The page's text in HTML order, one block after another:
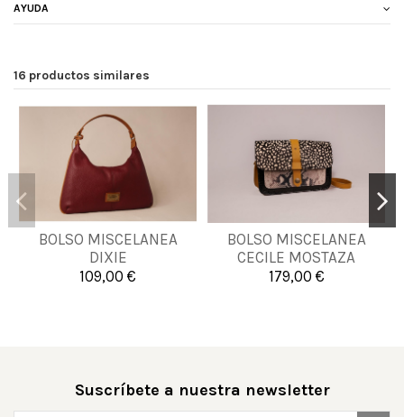
AYUDA
16 productos similares
BOLSO MISCELANEA
DIXIE
109,00 €
UNICA
Añadir al carrito
BOLSO MISCELANEA
CECILE MOSTAZA
179,00 €
UNICA
Añadir al carrito
Suscríbete a nuestra newsletter